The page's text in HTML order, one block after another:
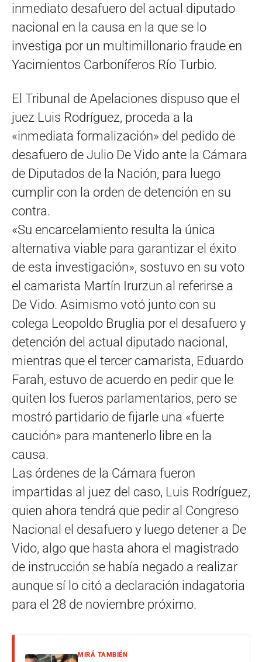
inmediato desafuero del actual diputado
nacional en la causa en la que se lo
investiga por un multimillonario fraude en
Yacimientos Carboníferos Río Turbio.
El Tribunal de Apelaciones dispuso que el
juez Luis Rodríguez, proceda a la
«inmediata formalización» del pedido de
desafuero de Julio De Vido ante la Cámara
de Diputados de la Nación, para luego
cumplir con la orden de detención en su
contra.
«Su encarcelamiento resulta la única
alternativa viable para garantizar el éxito
de esta investigación», sostuvo en su voto
el camarista Martín Irurzun al referirse a
De Vido. Asimismo votó junto con su
colega Leopoldo Bruglia por el desafuero y
detención del actual diputado nacional,
mientras que el tercer camarista, Eduardo
Farah, estuvo de acuerdo en pedir que le
quiten los fueros parlamentarios, pero se
mostró partidario de fijarle una «fuerte
caución» para mantenerlo libre en la
causa.
Las órdenes de la Cámara fueron
impartidas al juez del caso, Luis Rodríguez,
quien ahora tendrá que pedir al Congreso
Nacional el desafuero y luego detener a De
Vido, algo que hasta ahora el magistrado
de instrucción se había negado a realizar
aunque sí lo citó a declaración indagatoria
para el 28 de noviembre próximo.
MIRÁ TAMBIÉN